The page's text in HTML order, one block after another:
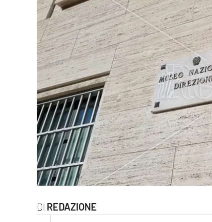
Streaming
REDAZIONE